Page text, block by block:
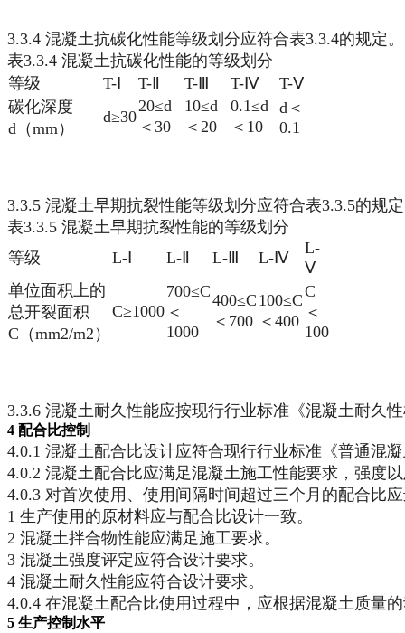
3.3.4 混凝土抗碳化性能等级划分应符合表3.3.4的规定。
表3.3.4 混凝土抗碳化性能的等级划分
等级
T-Ⅰ T-Ⅱ T-Ⅲ T-Ⅳ
T-Ⅴ
碳化深度
d（mm）
d≥30
20≤d
＜30
10≤d
＜20
0.1≤d
＜10
d＜
0.1
3.3.5 混凝土早期抗裂性能等级划分应符合表3.3.5的规
表3.3.5 混凝土早期抗裂性能的等级划分
等级
L-Ⅰ L-Ⅱ L-Ⅲ L-Ⅳ
L-
Ⅴ
单位面积上的
总开裂面积
C（mm2/m2）
C≥1000
700≤C
＜
1000
400≤C
＜700
100≤C
＜400
C
＜
100
3.3.6 混凝土耐久性能应按现行行业标准《混凝土耐久
4 配合比控制
4.0.1 混凝土配合比设计应符合现行行业标准《普通混
4.0.2 混凝土配合比应满足混凝土施工性能要求，强度
4.0.3 对首次使用、使用间隔时间超过三个月的配合比
1 生产使用的原材料应与配合比设计一致。
2 混凝土拌合物性能应满足施工要求。
3 混凝土强度评定应符合设计要求。
4 混凝土耐久性能应符合设计要求。
4.0.4 在混凝土配合比使用过程中，应根据混凝土质量
5 生产控制水平